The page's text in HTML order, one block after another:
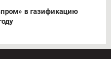
в газификацию